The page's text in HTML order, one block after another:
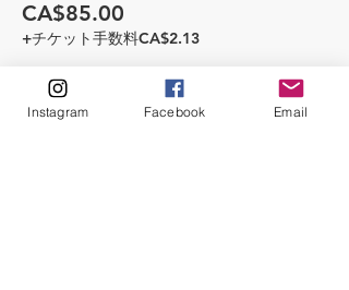
CA$85.00
+チケット手数料CA$2.13
Instagram Facebook Email